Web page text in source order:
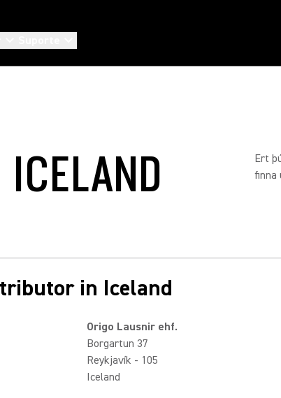
Ert
finna
in Iceland
Origo Lausnir ehf.
Borgartun 37
Reykjavík - 105
Iceland